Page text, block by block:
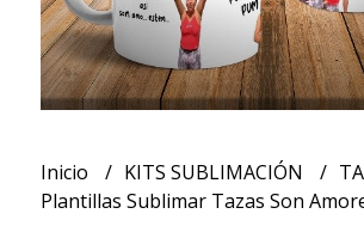
Inicio KITS SUBLIMACIÓN
Plantillas Sublimar Tazas Son